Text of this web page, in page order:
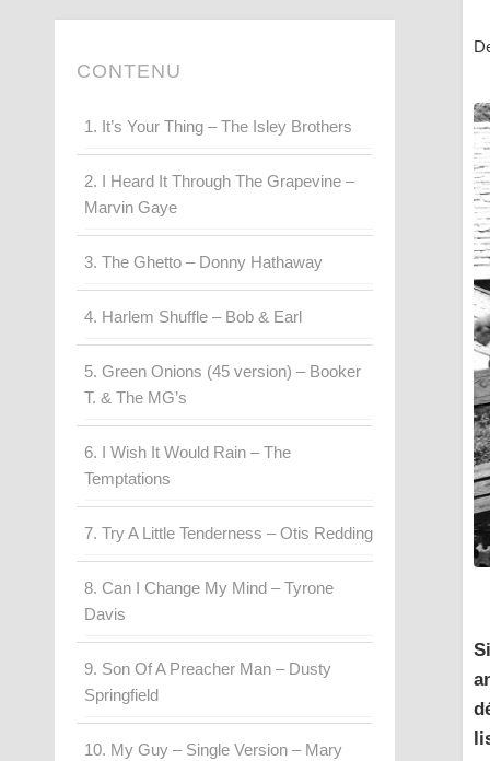
CONTENU
1. It’s Your Thing – The Isley Brothers
2. I Heard It Through The Grapevine –
Marvin Gaye
3. The Ghetto – Donny Hathaway
4. Harlem Shuffle – Bob & Earl
5. Green Onions (45 version) – Booker
T. & The MG’s
6. I Wish It Would Rain – The
Temptations
7. Try A Little Tenderness – Otis Redding
8. Can I Change My Mind – Tyrone
Davis
9. Son Of A Preacher Man – Dusty
Springfield
10. My Guy – Single Version – Mary